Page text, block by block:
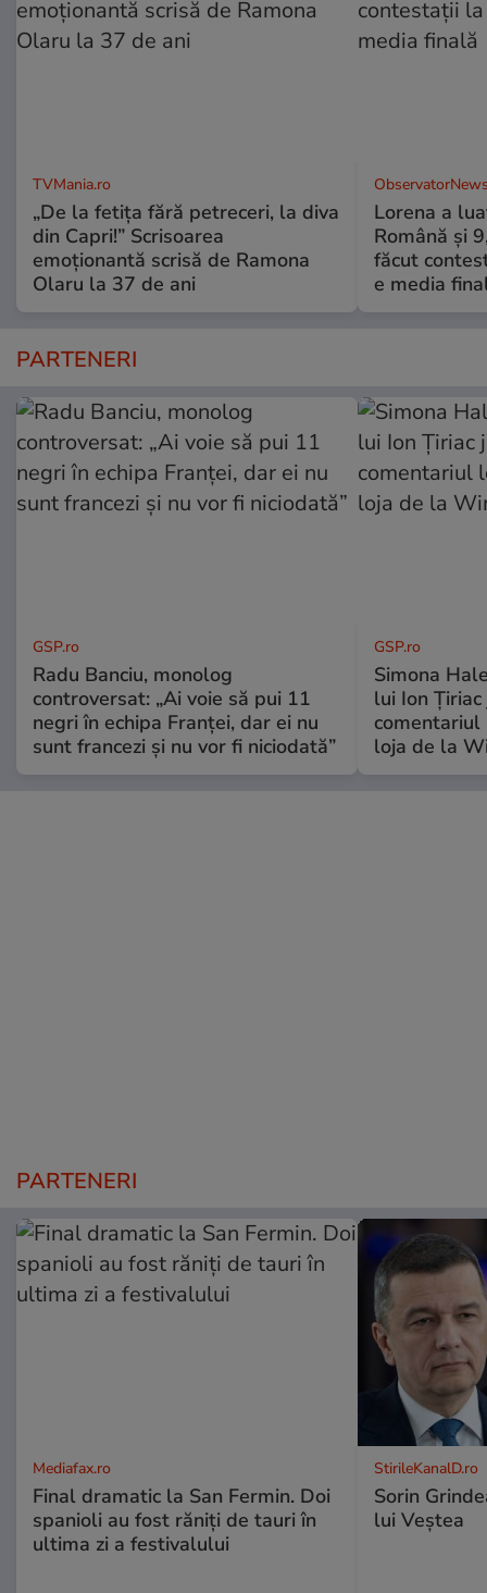
TVMania.ro
„De la fetița fără petreceri, la diva
din Capri!” Scrisoarea
emoționantă scrisă de Ramona
Olaru la 37 de ani
Lorena a
Română şi
făcut
e media
PARTENERI
GSP.ro
Radu Banciu, monolog
controversat: „Ai voie să pui 11
negri în echipa Franței, dar ei nu
sunt francezi și nu vor fi niciodată”
GSP.ro
Simona
lui Ion
loja de la
PARTENERI
Mediafax.ro
Final dramatic la San Fermin. Doi
spanioli au fost răniți de tauri în
ultima zi a festivalului
StirileKanalD.ro
Sorin
lui Veștea